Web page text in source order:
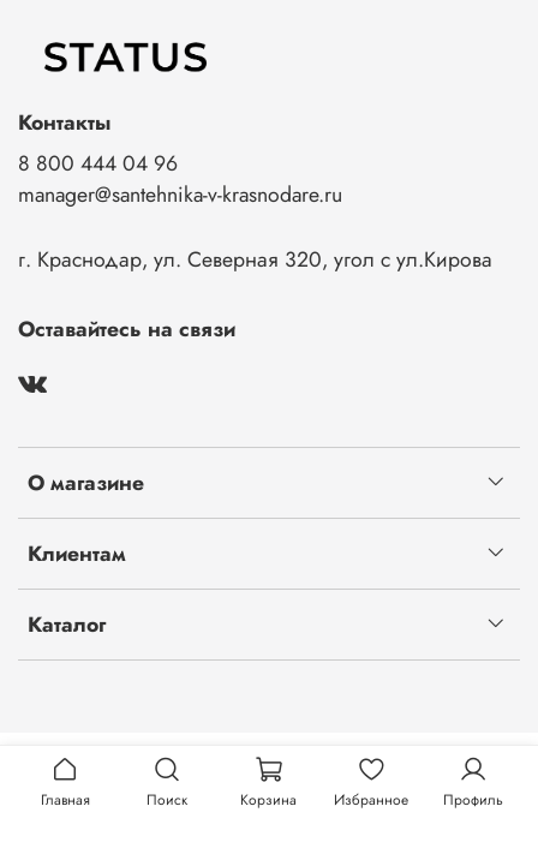
О магазине
Клиентам
Каталог
Контакты
8 800 444 04 96
manager@santehnika-v-krasnodare.ru
г. Краснодар, ул. Северная 320, угол с ул.Кирова
Оставайтесь на связи
Главная Поиск Корзина Избранное Профиль